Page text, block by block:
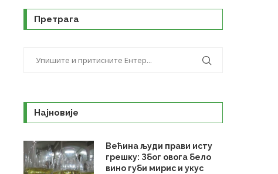
Претрага
Најновије
Већина људи прави исту
грешку: Због овога бело
вино губи мирис и укус